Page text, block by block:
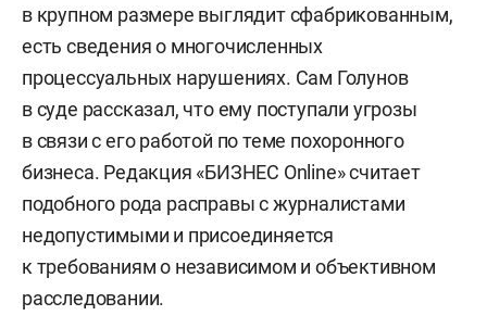
в крупном размере выглядит сфабрикованным,
есть сведения о многочисленных
процессуальных нарушениях. Сам Голунов
в суде рассказал, что ему поступали угрозы
в связи с его работой по теме похоронного
бизнеса. Редакция «БИЗНЕС Online» считает
подобного рода расправы с журналистами
недопустимыми и присоединяется
к требованиям о независимом и объективном
расследовании.